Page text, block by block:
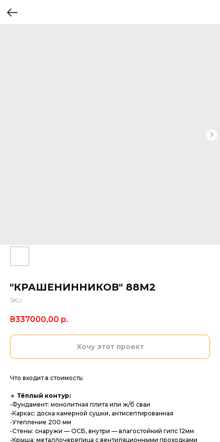
"КРАШЕНИННИКОВ" 88М2
SKU:
8337000,00 р.
Хочу этот проект
Что входит в стоимость:
🔹 Тёплый контур:
-Фундамент: монолитная плита или ж/б сваи
-Каркас: доска камерной сушки, антисептированная
-Утепление 200 мм
-Стены: снаружи — ОСБ, внутри — влагостойкий гипс 12мм
-Крыша: металлочерепица с вентиляционными проходками